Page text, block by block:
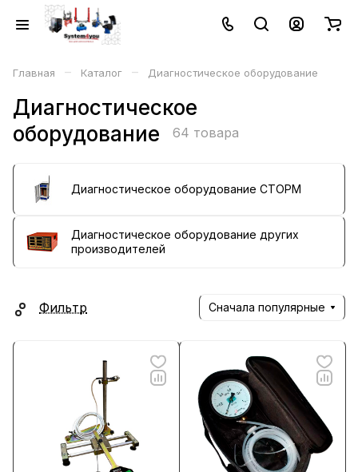
Главная – Каталог – Диагностическое оборудование
Диагностическое
оборудование
64 товара
Диагностическое оборудование СТОРМ
Диагностическое оборудование других
производителей
Фильтр Сначала популярные